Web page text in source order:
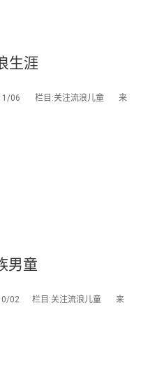
生涯
11/06 栏目:关注流浪儿童 来
男童
10/02 栏目:关注流浪儿童 来